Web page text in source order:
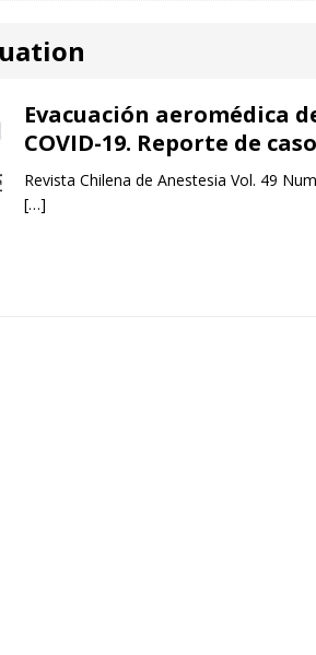
Evacuación aeromédica
COVID-19. Reporte de
Revista Chilena de Anestesia Vol. 49
[…]